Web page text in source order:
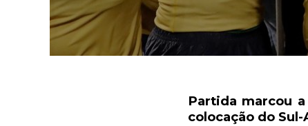
Partida marcou
colocação do